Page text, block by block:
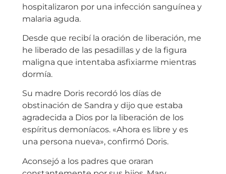
hospitalizaron por una infección sanguínea y
malaria aguda.
Desde que recibí la oración de liberación, me
he liberado de las pesadillas y de la figura
maligna que intentaba asfixiarme mientras
dormía.
Su madre Doris recordó los días de
obstinación de Sandra y dijo que estaba
agradecida a Dios por la liberación de los
espíritus demoníacos. «Ahora es libre y es
una persona nueva», confirmó Doris.
Aconsejó a los padres que oraran